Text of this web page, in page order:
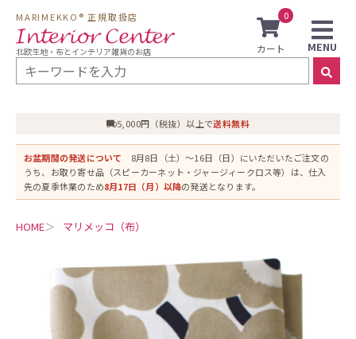
MARIMEKKO® 正規取扱店
北欧生地・布とインテリア雑貨のお店
0
MENU
5,000円（税抜）以上で送料無料
お盆期間の発送について 8月8日（土）〜16日（日）にいただいたご注文の
うち、お取り寄せ品（スピーカーネット・ジャージィークロス等）は、仕入
先の夏季休業のため8月17日（月）以降の発送となります。
HOME マリメッコ（布）